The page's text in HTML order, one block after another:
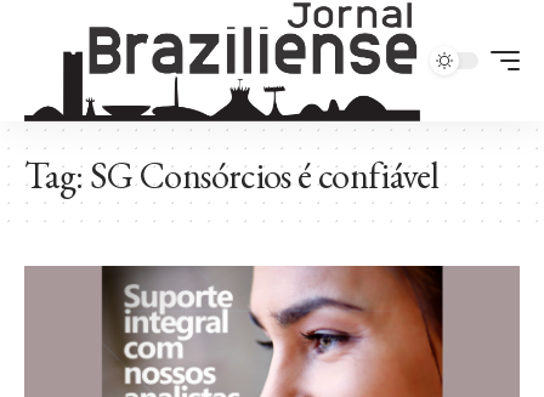
Tag:SG Consórcios é confiável